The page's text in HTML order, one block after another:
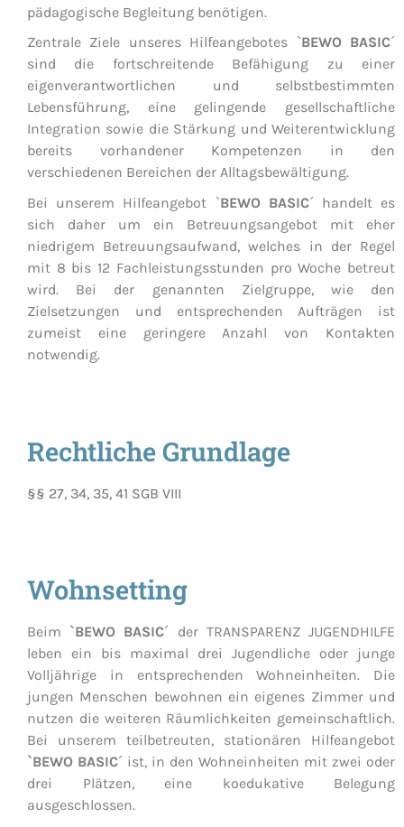
pädagogische Begleitung benötigen.
Zentrale Ziele unseres Hilfeangebotes `BEWO BASIC´
sind die fortschreitende Befähigung zu einer
eigenverantwortlichen und selbstbestimmten
Lebensführung, eine gelingende gesellschaftliche
Integration sowie die Stärkung und Weiterentwicklung
bereits vorhandener Kompetenzen in den
verschiedenen Bereichen der Alltagsbewältigung.
Bei unserem Hilfeangebot `BEWO BASIC´ handelt es
sich daher um ein Betreuungsangebot mit eher
niedrigem Betreuungsaufwand, welches in der Regel
mit 8 bis 12 Fachleistungsstunden pro Woche betreut
wird. Bei der genannten Zielgruppe, wie den
Zielsetzungen und entsprechenden Aufträgen ist
zumeist eine geringere Anzahl von Kontakten
notwendig.
Rechtliche Grundlage
§§ 27, 34, 35, 41 SGB VIII
Wohnsetting
Beim `BEWO BASIC´ der TRANSPARENZ JUGENDHILFE
leben ein bis maximal drei Jugendliche oder junge
Volljährige in entsprechenden Wohneinheiten. Die
jungen Menschen bewohnen ein eigenes Zimmer und
nutzen die weiteren Räumlichkeiten gemeinschaftlich.
Bei unserem teilbetreuten, stationären Hilfeangebot
`BEWO BASIC´ ist, in den Wohneinheiten mit zwei oder
drei Plätzen, eine koedukative Belegung
ausgeschlossen.